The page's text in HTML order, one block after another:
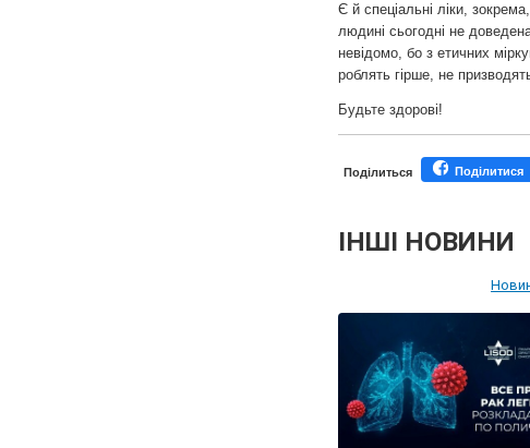
Є й спеціальні ліки,
людині сьогодні не
невідомо, бо з етичних
роблять гірше, не
Будьте здорові!
Поділиться Поділитися
ІНШІ НОВИНИ
Персональний
Майстер-класи для
Почесні
Ефіри LISOD-
Партнери